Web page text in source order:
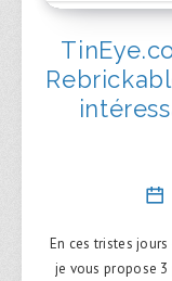
En ces tristes
je vous propose